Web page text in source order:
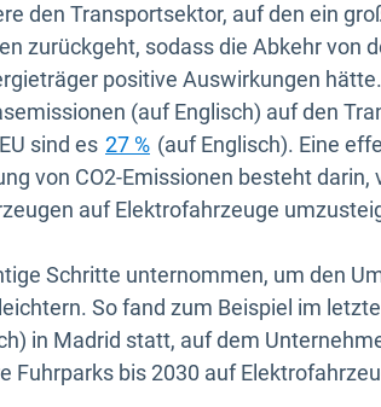
den Transportsektor, auf den ein
zurückgeht, sodass die Abkehr von
positive Auswirkungen
(auf Englisch) auf den
sind es 27 %In neuem Fenster
(auf Englisch). Eine
von CO2-Emissionen besteht darin,
auf Elektrofahrzeuge
Schritte unternommen, um den
So fand zum Beispiel im
öffnen
in Madrid statt, auf dem
Fuhrparks bis 2030 auf